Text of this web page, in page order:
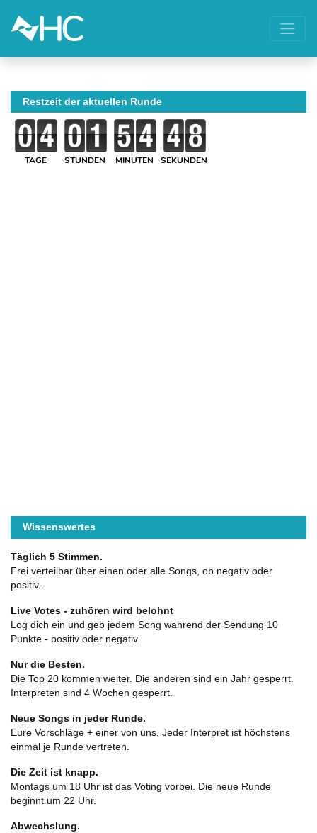
Restzeit der aktuellen Runde
TAGE STUNDEN MINUTEN SEKUNDEN
Wissenswertes
Täglich 5 Stimmen.
Frei verteilbar über einen oder alle Songs, ob negativ oder
positiv..
Live Votes - zuhören wird belohnt
Log dich ein und geb jedem Song während der Sendung 10
Punkte - positiv oder negativ
Nur die Besten.
Die Top 20 kommen weiter. Die anderen sind ein Jahr gesperrt.
Interpreten sind 4 Wochen gesperrt.
Neue Songs in jeder Runde.
Eure Vorschläge + einer von uns. Jeder Interpret ist höchstens
einmal je Runde vertreten.
Die Zeit ist knapp.
Montags um 18 Uhr ist das Voting vorbei. Die neue Runde
beginnt um 22 Uhr.
Abwechslung.